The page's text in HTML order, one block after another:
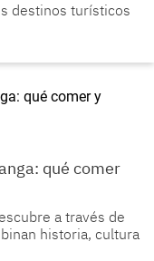
destinos turísticos
qué comer
a través de
historia, cultura